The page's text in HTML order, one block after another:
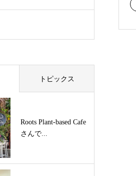
トピックス
Roots Plant-based Cafe
さんで...